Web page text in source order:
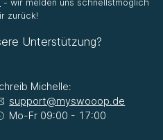
- wir melden uns schnellstmöglich
zurück!
Unterstützung?
Michelle:
support@myswooop.de
Mo-Fr 09:00 - 17:00